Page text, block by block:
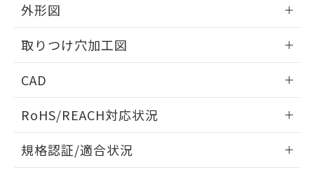
外形図
取りつけ穴加工図
CAD
ドすることができます。
ログイン/会員登録
RoHS/REACH対応状況
EU RoHS 注意事項・凡例
規格認証/適合状況
ものではありません。
また、RoHS指令のフタル酸エステル類４
物質の対応では、対応完了までの期間は出
していることから、特段のことがない限
り、2022年1月12日より割愛しておりま
す。